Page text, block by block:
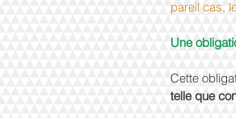
pareil cas,
Une
Cette
telle que